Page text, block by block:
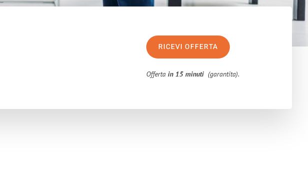
RICEVI OFFERTA
Offertain 15 minuti (garantita).